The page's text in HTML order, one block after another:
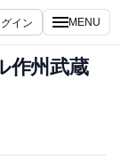
イン MENU
作州武蔵